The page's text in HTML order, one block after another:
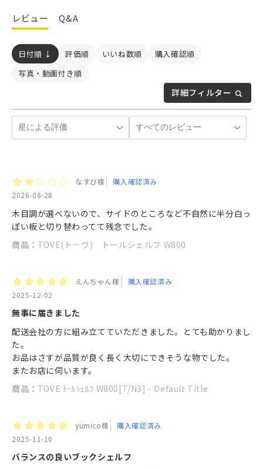
レビュー Q&A
詳細フィルター
日付順 ↓ 評価順 いいね数順
購入確認順
写真・動画付き順
なすび様
購入確認済み
2026-06-28
木目調が選べないので、サイドのところなど不自然に半分白っ
ぽい板と切り替わってて残念でした。
商品： TOVE(トーヴ) トールシェルフ W800
えんちゃん様
購入確認済み
2025-12-02
無事に届きました
配送会社の方に組み立てていただきました。とても助かりまし
た。
お品はさすが品質が良く長く大切にできそうな物でした。
またお店に伺います。
商品： TOVE ﾄｰﾙｼｪﾙﾌ W800[T/N3] - Default Title
yumico様
購入確認済み
2025-11-10
バランスの良いブックシェルフ